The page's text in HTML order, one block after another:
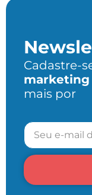
Cadastre-
marketing
mais por